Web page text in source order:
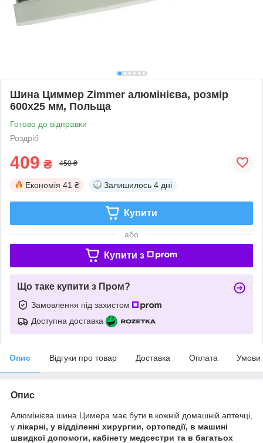
Шина Циммер Zimmer алюмінієва, розмір
600х25 мм, Польща
Готово до відправки
Роздріб
409 ₴ 450 ₴
Економія 41 ₴ Залишилось 4 дні
Купити
або
Купити з
Що таке купити з Пром?
Замовлення під захистом
Доступна доставка
Опис Відгуки про товар Доставка Оплата Умови
Опис
Алюмінієва шина Цимера має бути в кожній домашній аптечці,
у лікарні, у відділенні хирургии, ортопедії, в машині
швидкої допомоги, кабінету медсестри та в багатьох